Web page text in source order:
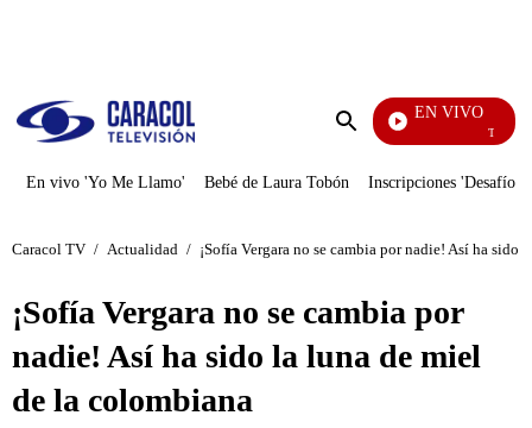
Enviar
EN VIVO
También
En vivo 'Yo Me Llamo' Bebé de Laura Tobón Inscripciones 'Desafío'
Caracol TV / Actualidad / ¡Sofía Vergara no se cambia por nadie! Así ha
¡Sofía Vergara no se cambia por
nadie! Así ha sido la luna de miel
de la colombiana